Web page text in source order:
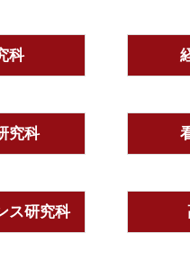
科
究科
ス研究科